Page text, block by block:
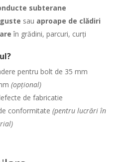
subterane
sau aproape de clădiri
în grădini, parcuri, curți
pentru bolt de 35 mm
(opțional)
de fabricatie
conformitate (pentru lucrări în